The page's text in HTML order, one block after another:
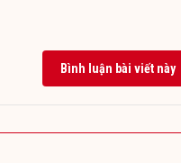
Bình luận bài viết này